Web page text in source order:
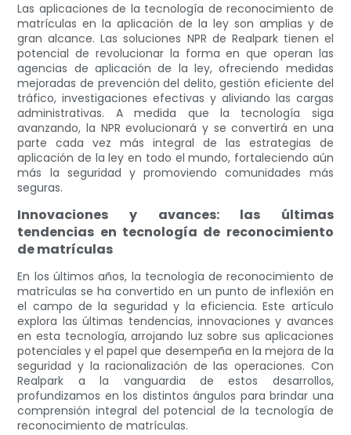
Las aplicaciones de la tecnología de reconocimiento de
matrículas en la aplicación de la ley son amplias y de
gran alcance. Las soluciones NPR de Realpark tienen el
potencial de revolucionar la forma en que operan las
agencias de aplicación de la ley, ofreciendo medidas
mejoradas de prevención del delito, gestión eficiente del
tráfico, investigaciones efectivas y aliviando las cargas
administrativas. A medida que la tecnología siga
avanzando, la NPR evolucionará y se convertirá en una
parte cada vez más integral de las estrategias de
aplicación de la ley en todo el mundo, fortaleciendo aún
más la seguridad y promoviendo comunidades más
seguras.
Innovaciones y avances: las últimas
tendencias en tecnología de reconocimiento
de matrículas
En los últimos años, la tecnología de reconocimiento de
matrículas se ha convertido en un punto de inflexión en
el campo de la seguridad y la eficiencia. Este artículo
explora las últimas tendencias, innovaciones y avances
en esta tecnología, arrojando luz sobre sus aplicaciones
potenciales y el papel que desempeña en la mejora de la
seguridad y la racionalización de las operaciones. Con
Realpark a la vanguardia de estos desarrollos,
profundizamos en los distintos ángulos para brindar una
comprensión integral del potencial de la tecnología de
reconocimiento de matrículas.